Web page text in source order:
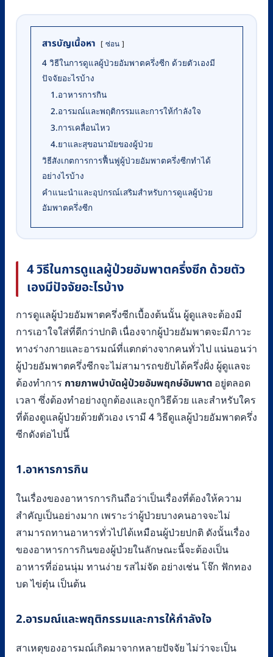
สารบัญเนื้อหา ซ่อน
4 วิธีในการดูแลผู้ป่วยอัมพาตครึ่งซีก ด้วยตัวเองมี
ปัจจัยอะไรบ้าง
1.อาหารการกิน
2.อารมณ์และพฤติกรรมและการให้กำลังใจ
3.การเคลื่อนไหว
4.ยาและสุขอนามัยของผู้ป่วย
วิธีสังเกตการการฟื้นฟูผู้ป่วยอัมพาตครึ่งซีกทำได้
อย่างไรบ้าง
คำแนะนำและอุปกรณ์เสริมสำหรับการดูแลผู้ป่วย
อัมพาตครึ่งซีก
4 วิธีในการดูแลผู้ป่วยอัมพาตครึ่งซีก ด้วยตัว
เองมีปัจจัยอะไรบ้าง
การดูแลผู้ป่วยอัมพาตครึ่งซีกเบื้องต้นนั้น ผู้ดูแลจะต้องมี
การเอาใจใส่ที่ดีกว่าปกติ เนื่องจากผู้ป่วยอัมพาตจะมีภาวะ
ทางร่างกายและอารมณ์ที่แตกต่างจากคนทั่วไป แน่นอนว่า
ผู้ป่วยอัมพาตครึ่งซีกจะไม่สามารถขยับได้ครึ่งฝั่ง ผู้ดูแลจะ
ต้องทำการ กายภาพบำบัดผู้ป่วยอัมพฤกษ์อัมพาต อยู่ตลอด
เวลา ซึ่งต้องทำอย่างถูกต้องและถูกวิธีด้วย และสำหรับใคร
ที่ต้องดูแลผู้ป่วยด้วยตัวเอง เรามี 4 วิธีดูแลผู้ป่วยอัมพาตครึ่ง
ซีกดังต่อไปนี้
1.อาหารการกิน
ในเรื่องของอาหารการกินถือว่าเป็นเรื่องที่ต้องให้ความ
สำคัญเป็นอย่างมาก เพราะว่าผู้ป่วยบางคนอาจจะไม่
สามารถทานอาหารทั่วไปได้เหมือนผู้ป่วยปกติ ดังนั้นเรื่อง
ของอาหารการกินของผู้ป่วยในลักษณะนี้จะต้องเป็น
อาหารที่อ่อนนุ่ม ทานง่าย รสไม่จัด อย่างเช่น โจ๊ก ฟักทอง
บด ไข่ตุ๋น เป็นต้น
2.อารมณ์และพฤติกรรมและการให้กำลังใจ
สาเหตุของอารมณ์เกิดมาจากหลายปัจจัย ไม่ว่าจะเป็น